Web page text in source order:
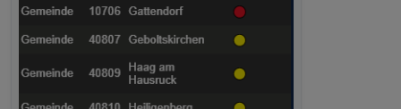
Gemeindeebene in chronologischer Form. Das Schema